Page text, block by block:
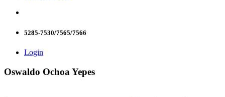
5285-7530/7565/7566
Login
Oswaldo Ochoa Yepes